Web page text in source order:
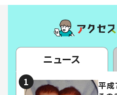
ニュース
平